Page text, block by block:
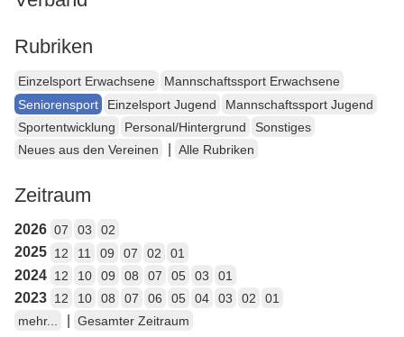
Rubriken
Einzelsport Erwachsene
Mannschaftssport Erwachsene
Seniorensport
Einzelsport Jugend
Mannschaftssport Jugend
Sportentwicklung
Personal/Hintergrund
Sonstiges
Neues aus den Vereinen
Alle Rubriken
Zeitraum
2026 07 03 02
2025 12 11 09 07 02 01
2024 12 10 09 08 07 05 03 01
2023 12 10 08 07 06 05 04 03 02
01
mehr...
Gesamter Zeitraum